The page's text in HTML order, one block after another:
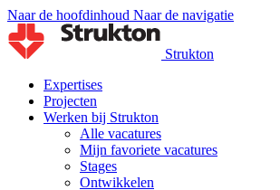
Naar de hoofdinhoud Naar de navigatie
Strukton
Expertises
Projecten
Werken bij Strukton
Alle vacatures
Mijn favoriete vacatures
Stages
Ontwikkelen